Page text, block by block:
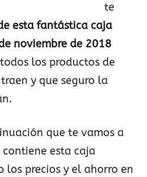
te
esta fantástica caja
noviembre de 2018
los productos de
y que seguro la
que te vamos a
esta caja
los precios y el ahorro en